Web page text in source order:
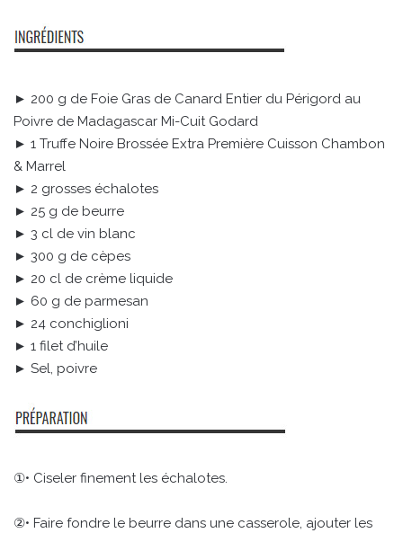
► 200 g de Foie Gras de Canard Entier du Périgord au
Poivre de Madagascar Mi-Cuit Godard
► 1 Truffe Noire Brossée Extra Première Cuisson Chambon
& Marrel
► 2 grosses échalotes
► 25 g de beurre
► 3 cl de vin blanc
► 300 g de cèpes
► 20 cl de crème liquide
► 60 g de parmesan
► 24 conchiglioni
► 1 filet d’huile
► Sel, poivre
①• Ciseler finement les échalotes.
②• Faire fondre le beurre dans une casserole, ajouter les